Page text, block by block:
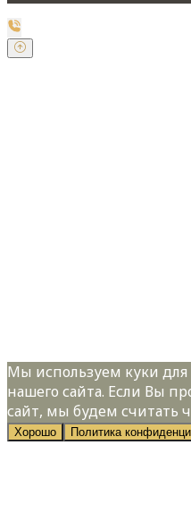
Мы используем куки
нашего сайта. Если Вы
сайт, мы будем считать
Хорошо Политика